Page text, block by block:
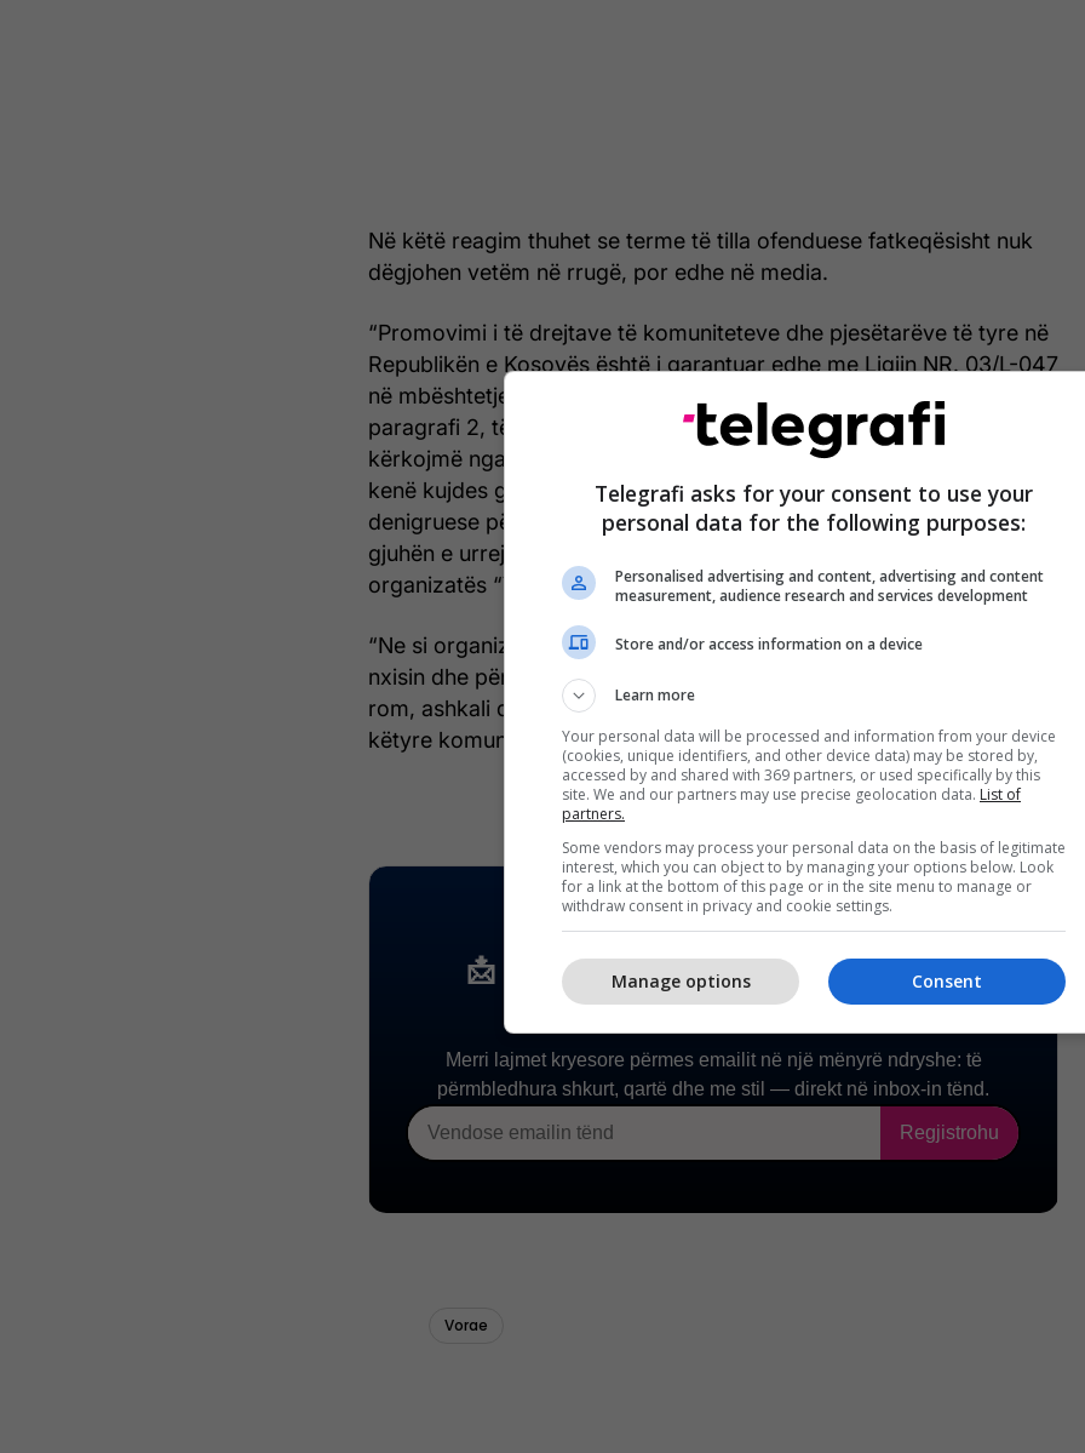
Në këtë reagim thuhet se terme të tilla ofenduese fatkeqësisht nuk
dëgjohen vetëm në rrugë, por edhe në media.
“Promovimi i të drejtave të komuniteteve dhe pjesëtarëve të tyre në
Republikën e Kosovës është i garantuar edhe me Ligjin NR. 03/L-047
në mbështetje të Kapitullit IV neni 65 pika 1 të si dhe nenit 81 pika 1
paragrafi 2, të Kushtetutës së Republikës së Kosovës. Andaj
kërkojmë nga gazetarët dhe përfaqësuesit e televizioneve që të
kenë kujdes gjatë emisioneve të tyre të mos përdorin terme
denigruese për grupime të veçanta në mënyrë që të mos e nxisin
gjuhën e urrejtjes tek qytetarët e Kosovës”, thuhet në reagimin e
organizatës “Voice of Roma, Ashkali and Egyptians”.
“Ne si organizatë e shoqërisë civile e dënojmë këto veprime të cilat
nxisin dhe përforcojnë paragjykimet e gabuara ndaj komuniteteve
rom, ashkali dhe egjiptian dhe promovojnë gjuhën e urrejtjes ndaj
këtyre komuniteteve”, thuhet më tej.
Telegrafi asks for your consent to use your
personal data for the following purposes:
Personalised advertising and content, advertising and content
measurement, audience research and services development
Store and/or access information on a device
Learn more
Your personal data will be processed and information from your device
(cookies, unique identifiers, and other device data) may be stored by,
accessed by and shared with 369 partners, or used specifically by this
site. We and our partners may use precise geolocation data. List of
partners.
Some vendors may process your personal data on the basis of legitimate
interest, which you can object to by managing your options below. Look
for a link at the bottom of this page or in the site menu to manage or
withdraw consent in privacy and cookie settings.
Consent
Manage options